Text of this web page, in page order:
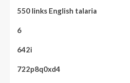
550 links English talaria
6
642i
722p8q0xd4